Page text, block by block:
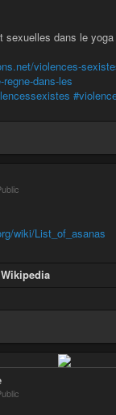
sexuelles dans le
violences-
dans-les
wiki/List_of_asanas